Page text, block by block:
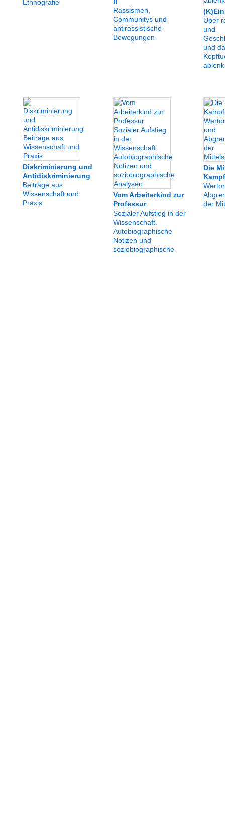
Ethnografie
Rassismen,
Communitys und
antirassistische
Bewegungen
Über
und
und
Diskriminierung und
Antidiskriminierung
Beiträge aus
Wissenschaft und
Praxis
Vom Arbeiterkind zur
Professur
Sozialer Aufstieg in der
Wissenschaft.
Autobiographische
Notizen und
soziobiographische
Die
der